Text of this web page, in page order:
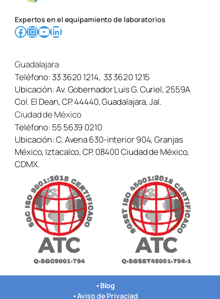
Expertos en el equipamiento de laboratorios
Facebook InstagramYouTube LinkedIn
Guadalajara
Teléfono:33 3620 1214, 33 3620 1215
Ubicación:Av. Gobernador Luis G. Curiel, 2559A
Col. El Dean, CP. 44440, Guadalajara, Jal.
Ciudad de México
Teléfono: 55 5639 0210
Ubicación:C. Avena 630-interior 904, Granjas
México, Iztacalco, CP. 08400 Ciudad de México,
CDMX.
• Blog
•Aviso de Privaciad